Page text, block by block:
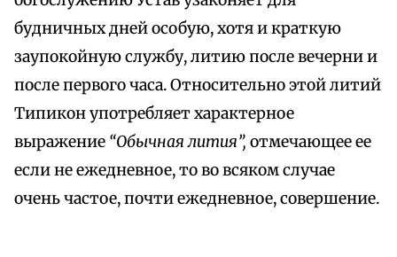
будничных дней особую, хотя и краткую
заупокойную службу, литию после вечерни и
после первого часа. Относительно этой литий
Типикон употребляет характерное
выражение “Обычная лития”, отмечающее ее
если не ежедневное, то во всяком случае
очень частое, почти ежедневное, совершение.